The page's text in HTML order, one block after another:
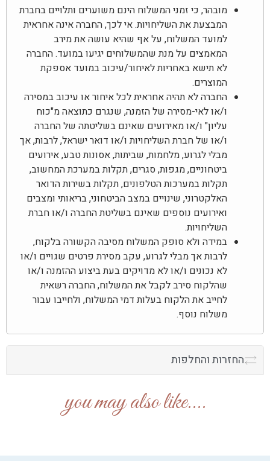
החזרות והחלפות
מובהר, כי זמני המשלוח הינם משוערים ותלויים בחברת
המבצעת את השליחויות. אי לכך, החברה אינה אחראית
למועד המשלוח, על אף שהיא עושה את מירב
המאמצים על מנת שהמשלוחים יגיעו במועד. החברה
לא תישא באחריות לאיחור/עיכוב במועד אספקת
המוצרים.
החברה לא תהיה אחראית לכל איחור או עיכוב במסירה
ו/או לאי-מסירה של הזמנה, שנגרם כתוצאה מ"כוח
עליון" ו/או מאירועים שאינם בשליטתה של החברה
ו/או של חברת השליחויות ו/או דואר ישראל, לרבות, אך
מבלי לגרוע, מלחמות, שביתות, אסונות טבע, אירועים
ביטחוניים, מגפות, סגרים, תקלות במערכת המחשוב,
תקלות במערכות הטלפונים, תקלות בשירות הדואר
האלקטרוני, שינויים במצב הביטחוני, בריאותי ומצבים
ואירועים נוספים שאינם בשליטת החברה ו/או חברת
השליחויות.
במידה ולא סופק המשלוח מסיבה הקשורה בלקוח,
לרבות אך מבלי לגרוע, עקב מסירת פרטים שגויים ו/או
לא נכונים ו/או לא מדויקים בעת ביצוע ההזמנה ו/או
שהלקוח סירב לקבל את המשלוח, החברה רשאית
לחייב את הלקוח בעלות דמי המשלוח, ולחייבו עבור
משלוח נוסף.
....you may also like